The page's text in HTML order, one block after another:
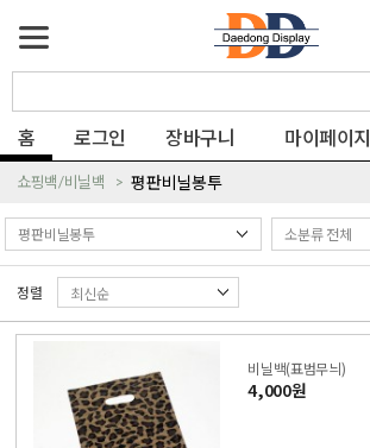
홈 로그인 장바구니 마이페이지
쇼핑백/비닐백 평판비닐봉투
정렬
비닐백(표범무늬)
4,000원